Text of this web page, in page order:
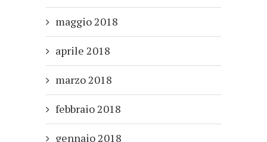
maggio 2018
aprile 2018
marzo 2018
febbraio 2018
gennaio 2018